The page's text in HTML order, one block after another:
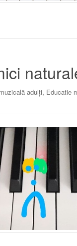
adulți, Educatie